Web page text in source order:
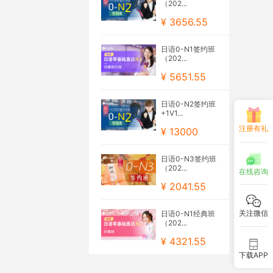
（202...
¥ 3656.55
日语0-N1签约班
（202...
¥ 5651.55
日语0-N2签约班
+1V1...
¥ 13000
日语0-N3签约班
（202...
¥ 2041.55
日语0-N1经典班
（202...
¥ 4321.55
注册有礼
在线咨询
关注微信
下载APP